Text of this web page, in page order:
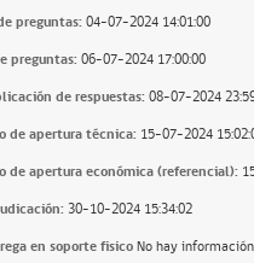
preguntas: 04-07-2024 14:01:00
preguntas: 06-07-2024 17:00:00
de respuestas: 08-07-2024
de apertura técnica: 15-07-2024
de apertura económica (referencial):
30-10-2024 15:34:02
en soporte fisicoNo hay información